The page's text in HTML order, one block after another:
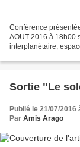
Conférence
AOUT 2016 à 18h00
interplanétaire,
Sortie "Le
Publié le 21/07/2016
Par Amis Arago